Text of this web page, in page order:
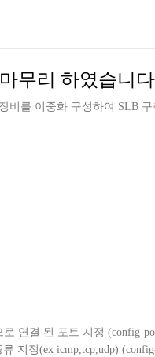
무리 하였습니
비를 이중화 구성하여 SLB
로 연결 된 포트 지정 (config-
지정(ex icmp,tcp,udp)